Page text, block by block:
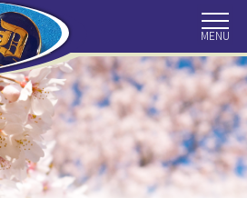
トピックス
いて
事務局より
会報
獨協ぶらり
旅
目で見る獨
協百年